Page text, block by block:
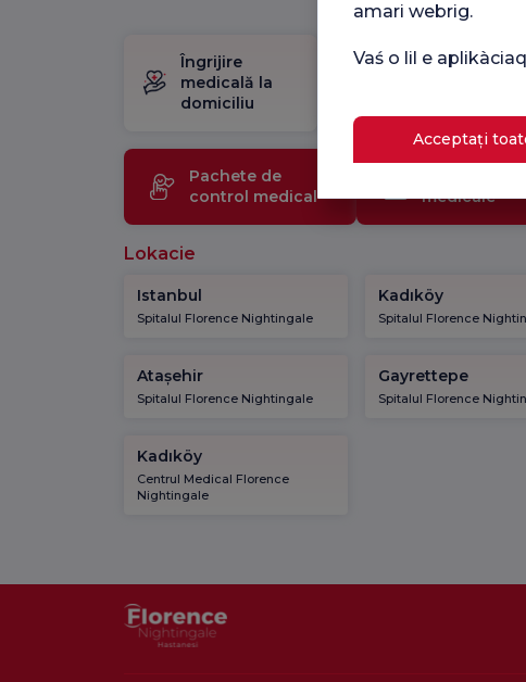
Îngrijire
medicală la
domiciliu
Pachet
Pachete de
control medical
medicale
Lokacie
Istanbul
Spitalul Florence Nightingale
Kadıköy
Spitalul Florence
Atașehir
Spitalul Florence Nightingale
Gayrettepe
Spitalul Florence
Kadıköy
Centrul Medical Florence
Nightingale
amari webrig.
Vaś o lil e
Acceptați